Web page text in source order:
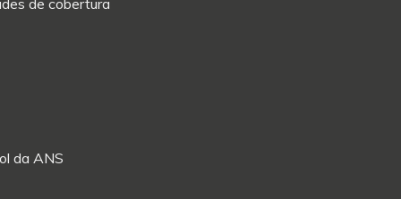
de cobertura
da ANS